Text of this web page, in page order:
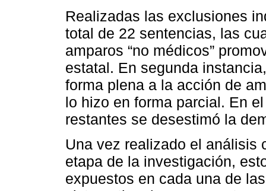
Realizadas las exclusiones
total de 22 sentencias, las
amparos “no médicos”
estatal. En segunda
forma plena a la acción de
lo hizo en forma parcial. En
restantes se desestimó la
Una vez realizado el análisis
etapa de la investigación,
expuestos en cada una de